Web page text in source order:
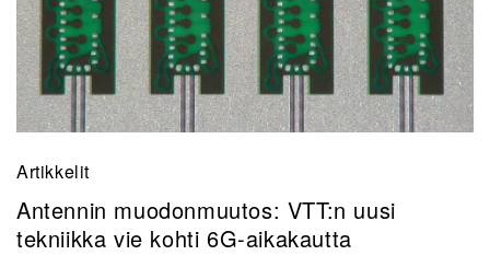
Artikkelit
Antennin muodonmuutos: VTT:n uusi
tekniikka vie kohti 6G-aikakautta